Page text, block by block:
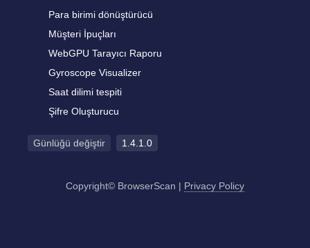
Para birimi dönüştürücü
Müşteri İpuçları
WebGPU Tarayıcı Raporu
Gyroscope Visualizer
Saat dilimi tespiti
Şifre Oluşturucu
Günlüğü değiştir 1.4.1.0
Copyright© BrowserScan | Privacy Policy